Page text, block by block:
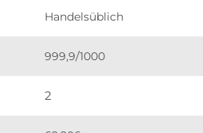
Handelsüblich
999,9/1000
2